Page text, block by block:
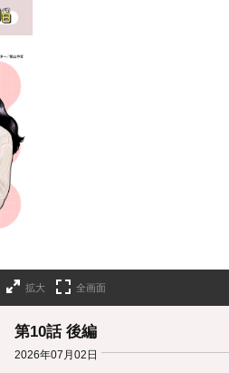
拡大 全画面
第10話 後編
2026年07月02日